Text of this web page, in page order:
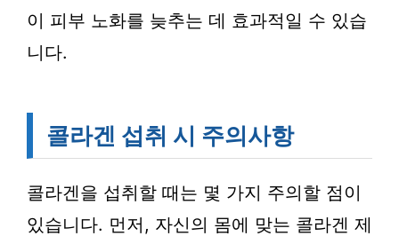
이 피부 노화를 늦추는 데 효과적일 수 있습
니다.
콜라겐 섭취 시 주의사항
콜라겐을 섭취할 때는 몇 가지 주의할 점이
있습니다. 먼저, 자신의 몸에 맞는 콜라겐 제